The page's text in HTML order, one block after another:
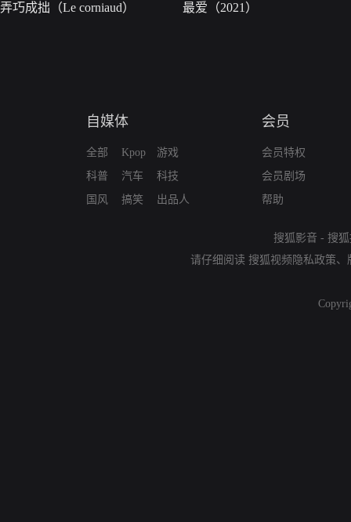
弄巧成拙（Le corniaud） 最爱（2021）
自媒体
全部
科普
国风
Kpop
汽车
搞笑
游戏
科技
出品人
会员
会员特权
会员剧场
帮助
搜狐影音 - 搜
请仔细阅读 搜狐视频隐私政策、